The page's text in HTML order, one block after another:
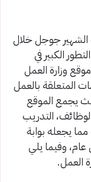
الشهير جوجل خلال
الكبير في
وزارة العمل
المتعلقة بالعمل
يجمع الموقع
التدريب
يجعله بوابة
وفيما يلي
العمل.